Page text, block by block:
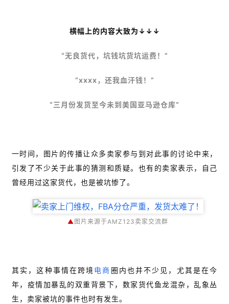
横幅上的内容大致为↓↓↓
“无良货代，坑钱坑货坑运费！”
“xxxx，还我血汗钱！”
“三月份发货至今未到美国亚马逊仓库”
一时间，图片的传播让众多卖家参与到对此事的讨论中来，
引发了不少关于此事的猜测和质疑。也有的卖家表示，自己
曾经用过这家货代，也是被坑惨了。
▲ 图片来源于AMZ123卖家交流群
其实，这种事情在跨境 电商 圈内也并不少见，尤其是在今
年，疫情加暴乱的双重背景下，数家货代鱼龙混杂，乱象丛
生，卖家被坑的事件也时有发生。